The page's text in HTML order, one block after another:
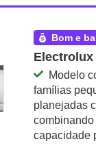
bom e
Electrolux
Modelo
famílias
planejadas
capacidade